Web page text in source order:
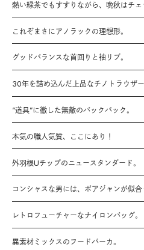
熱い緑茶でもすすりながら、晩秋はチェ
これぞまさにアノラックの理想形。
グッドバランスな首回りと袖リブ。
30年を詰め込んだ上品なチノトラウザー
“道具”に徹した無敵のバックパック。
本気の職人気質、ここにあり！
外羽根Uチップのニュースタンダード。
コンシャスな男には、ボアジャンが似合
レトロフューチャーなナイロンバッグ。
異素材ミックスのフードパーカ。